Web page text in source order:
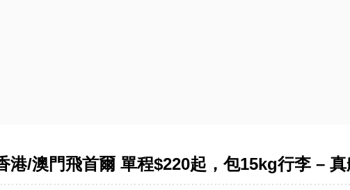
港/澳門飛首爾 單程$220起，包15kg行李 –